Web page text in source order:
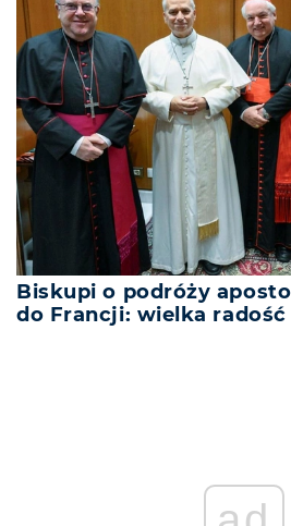
Biskupi o podróży
do Francji: wielka radość